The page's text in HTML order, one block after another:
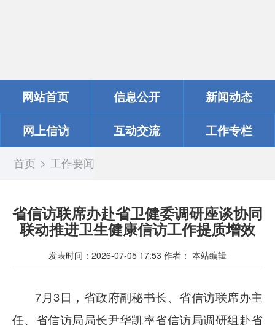
网站首页 信息公开
新闻动态
网上信访
互动交流 工作专栏
首页 > 工作要闻
省信访联席办赴省卫健委调研座谈协同
联动推进卫生健康信访工作提质增效
发表时间： 2026-07-05 17:53 作者： 本站编辑
7月3日，省政府副秘书长、省信访联席办主
任、省信访局局长尹华凯率省信访局调研组赴省